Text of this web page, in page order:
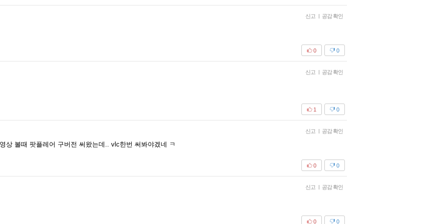
신고 | 공감 확인
0
0
신고 | 공감 확인
0
1
신고 | 공감 확인
상 볼때 팟플레어 구버전 써왔는데.. vlc한번 써봐야겠네 ㅋ
0
0
신고 | 공감 확인
0
0